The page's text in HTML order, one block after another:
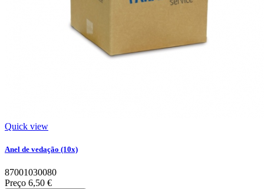
Quick view
Anel de vedação (10x)
87001030080
Preço 6,50 €